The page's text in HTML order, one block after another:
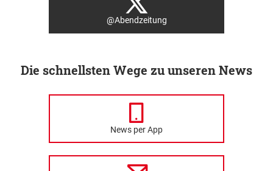
@Abendzeitung
Die schnellsten Wege zu unseren News
News per App